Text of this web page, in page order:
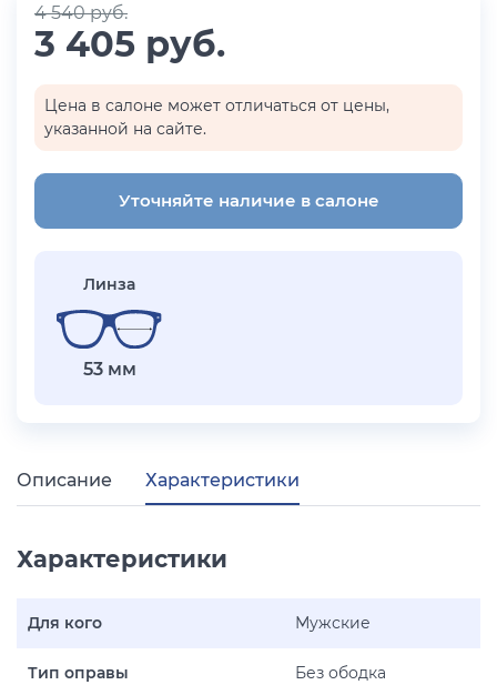
4 540 руб.
3 405 руб.
Цена в салоне может отличаться от цены,
указанной на сайте.
Уточняйте наличие в салоне
Линза
53 мм
Описание Характеристики
Характеристики
Для кого Мужские
Тип оправы Без ободка